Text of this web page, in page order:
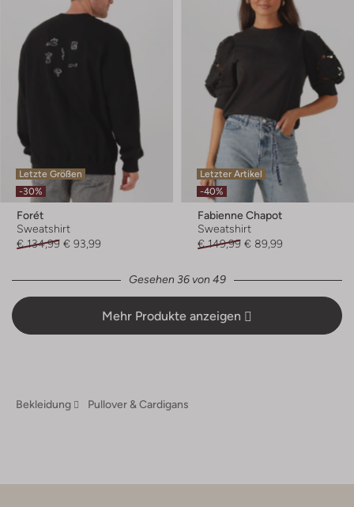
Letzte Größen
-30%
Forét
Sweatshirt
€ 134,99 € 93,99
Letzter Artikel
-40%
Fabienne Chapot
Sweatshirt
€ 149,99 € 89,99
Gesehen 36 von 49
Mehr Produkte anzeigen
Bekleidung Pullover & Cardigans